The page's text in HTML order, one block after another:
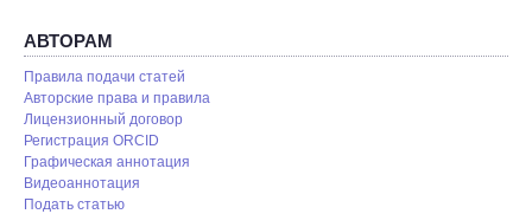
АВТОРАМ
Правила подачи статей
Авторские права и правила
Лицензионный договор
Регистрация ORCID
Графическая аннотация
Видеоаннотация
Подать статью